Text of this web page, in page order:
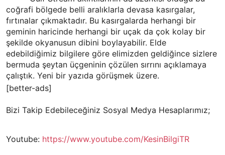
coğrafi bölgede belli aralıklarla devasa kasırgalar,
fırtınalar çıkmaktadır. Bu kasırgalarda herhangi bir
geminin haricinde herhangi bir uçak da çok kolay bir
şekilde okyanusun dibini boylayabilir. Elde
edebildiğimiz bilgilere göre elimizden geldiğince sizlere
bermuda şeytan üçgeninin çözülen sırrını açıklamaya
çalıştık. Yeni bir yazıda görüşmek üzere.
[better-ads]
Bizi Takip Edebileceğiniz Sosyal Medya Hesaplarımız;
Youtube: https://www.youtube.com/KesinBilgiTR